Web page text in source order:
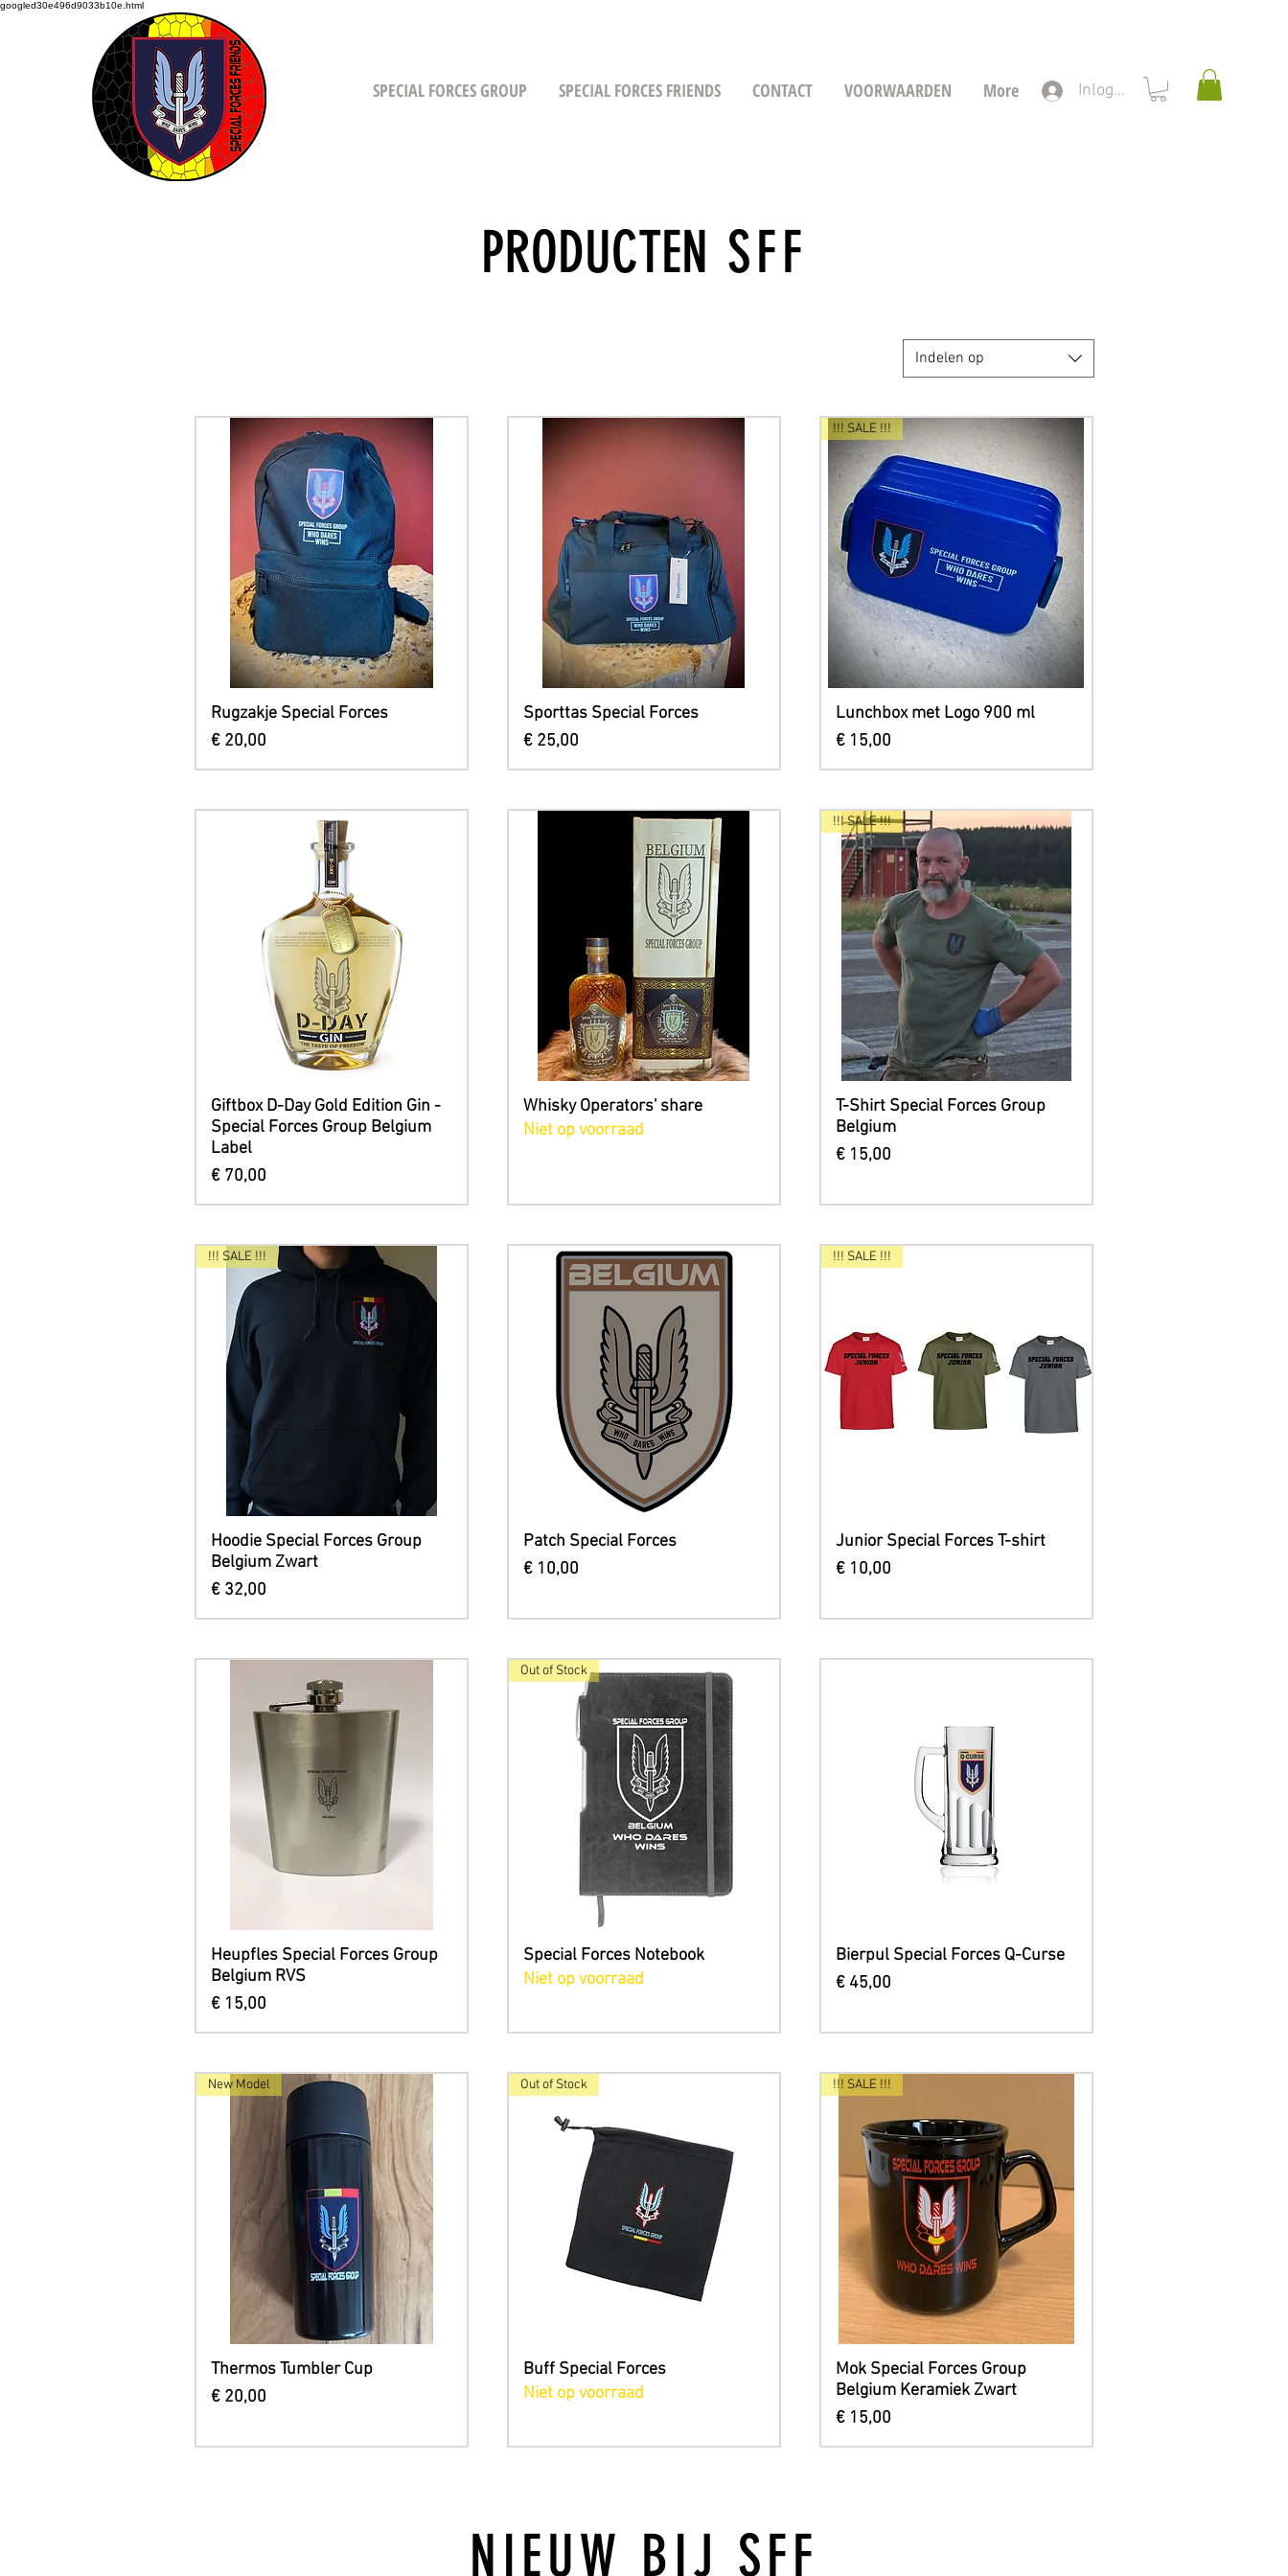
googled30e496d9033b10e.html
SPECIAL FORCES GROUP SPECIAL FORCES FRIENDS CONTACT VOORWAARDEN More Inloggen
PRODUCTEN SFF
Indelen op
Snel overzicht
Rugzakje Special Forces
Prijs
€ 20,00
Snel overzicht
Sporttas Special Forces
Prijs
€ 25,00
Snel overzicht
!!! SALE !!!
Lunchbox met Logo 900 ml
Prijs
€ 15,00
Snel overzicht
Giftbox D-Day Gold Edition Gin -
Special Forces Group Belgium
Label
Prijs
€ 70,00
Snel overzicht
Whisky Operators' share
Niet op voorraad
Snel overzicht
!!! SALE !!!
T-Shirt Special Forces Group
Belgium
Prijs
€ 15,00
Snel overzicht
!!! SALE !!!
Hoodie Special Forces Group
Belgium Zwart
Prijs
€ 32,00
Snel overzicht
Patch Special Forces
Prijs
€ 10,00
Snel overzicht
!!! SALE !!!
Junior Special Forces T-shirt
Prijs
€ 10,00
Snel overzicht
Heupfles Special Forces Group
Belgium RVS
Prijs
€ 15,00
Snel overzicht
Out of Stock
Special Forces Notebook
Niet op voorraad
Snel overzicht
Bierpul Special Forces Q-Curse
Prijs
€ 45,00
Snel overzicht
New Model
Thermos Tumbler Cup
Prijs
€ 20,00
Snel overzicht
Out of Stock
Buff Special Forces
Niet op voorraad
Snel overzicht
!!! SALE !!!
Mok Special Forces Group
Belgium Keramiek Zwart
Prijs
€ 15,00
NIEUW BIJ SFF